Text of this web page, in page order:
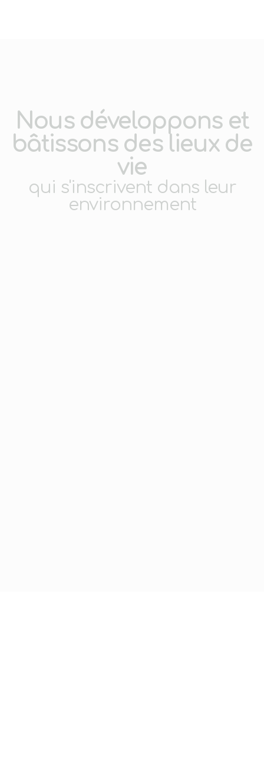
Nous développons et
bâtissons des lieux de
vie
qui s'inscrivent dans leur
environnement